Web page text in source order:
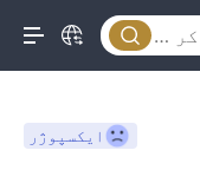
ایکسپوژر